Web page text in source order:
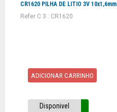
CR1620 PILHA DE LITIO 3V 10x1,6mm
Refer C 3 : CR1620
ADICIONAR CARRINHO
Disponivel